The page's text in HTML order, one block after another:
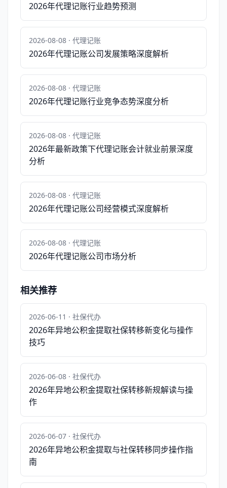
2026年代理记账行业趋势预测
2026-08-08 · 代理记账
2026年代理记账公司发展策略深度解析
2026-08-08 · 代理记账
2026年代理记账行业竞争态势深度分析
2026-08-08 · 代理记账
2026年最新政策下代理记账会计就业前景深度
分析
2026-08-08 · 代理记账
2026年代理记账公司经营模式深度解析
2026-08-08 · 代理记账
2026年代理记账公司市场分析
相关推荐
2026-06-11 · 社保代办
2026年异地公积金提取社保转移新变化与操作
技巧
2026-06-08 · 社保代办
2026年异地公积金提取社保转移新规解读与操
作
2026-06-07 · 社保代办
2026年异地公积金提取与社保转移同步操作指
南